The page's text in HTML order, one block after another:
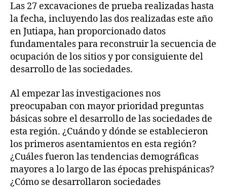
Las 27 excavaciones de prueba realizadas hasta
la fecha, incluyendo las dos realizadas este año
en Jutiapa, han proporcionado datos
fundamentales para reconstruir la secuencia de
ocupación de los sitios y por consiguiente del
desarrollo de las sociedades.
Al empezar las investigaciones nos
preocupaban con mayor prioridad preguntas
básicas sobre el desarrollo de las sociedades de
esta región. ¿Cuándo y dónde se establecieron
los primeros asentamientos en esta región?
¿Cuáles fueron las tendencias demográficas
mayores a lo largo de las épocas prehispánicas?
¿Cómo se desarrollaron sociedades